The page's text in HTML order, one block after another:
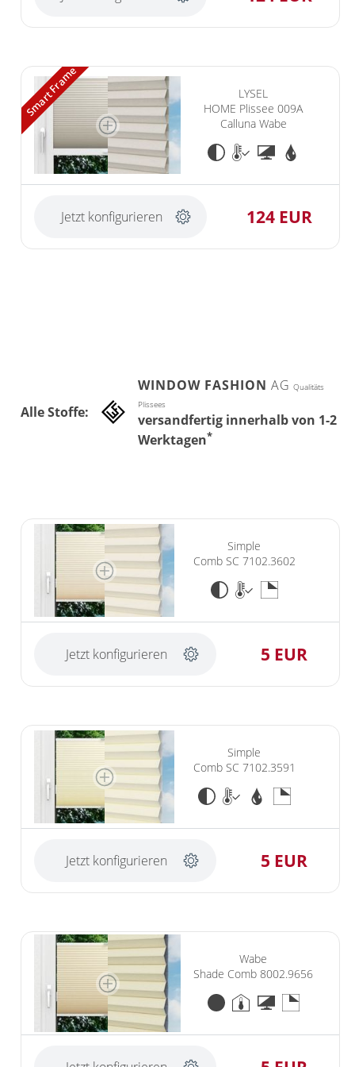
Smart Frame
LYSEL
HOME Plissee 009A
Calluna Wabe
Jetzt konfigurieren 124 EUR
Alle Stoffe:
WINDOW FASHION AG Qualitäts
Plissees
versandfertig innerhalb von 1-2
Werktagen*
Simple
Comb SC 7102.3602
Jetzt konfigurieren 5 EUR
Simple
Comb SC 7102.3591
Jetzt konfigurieren 5 EUR
Wabe
Shade Comb 8002.9656